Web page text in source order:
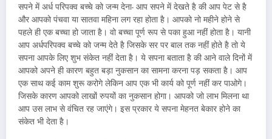
सपने में अर्ध परिपक्व बच्चे को जन्म देना- आप सपने में देखते है की आप पेट से है
और आपको पंचवा या सातवा महिना लग रहा होता है। आपको नो महीने होने से
पहले ही एक बच्चा हो जाता है। वो बच्चा पूर्ण रूप से पका हुआ नहीं होता है। यानी
आप अर्धपरिपक्व बच्चे को जन्म देते है जिसके सर पर बाल तक नहीं होते है तो ये
सपना आपके लिए शुभ संकेत नहीं देता है। ये सपना बताता है की आने वाले दिनों में
आपको अपने ही कारण बहुत बड़ा नुकसान का सामना करना पड़ सकता है। आप
एक साथ कई काम शुरू करोगे लेकिन आप एक भी कार्य को पूर्ण नहीं कर पाओगे।
जिसके कारण आपको लाखों रुपयों का नुकसान होगा। आपको जो लाभ मिलना था
आप उस लाभ से वंचित रह जाएंगे। इस प्रकार ये सपना मेहनत बेकार होने का
संकेत भी देता है।